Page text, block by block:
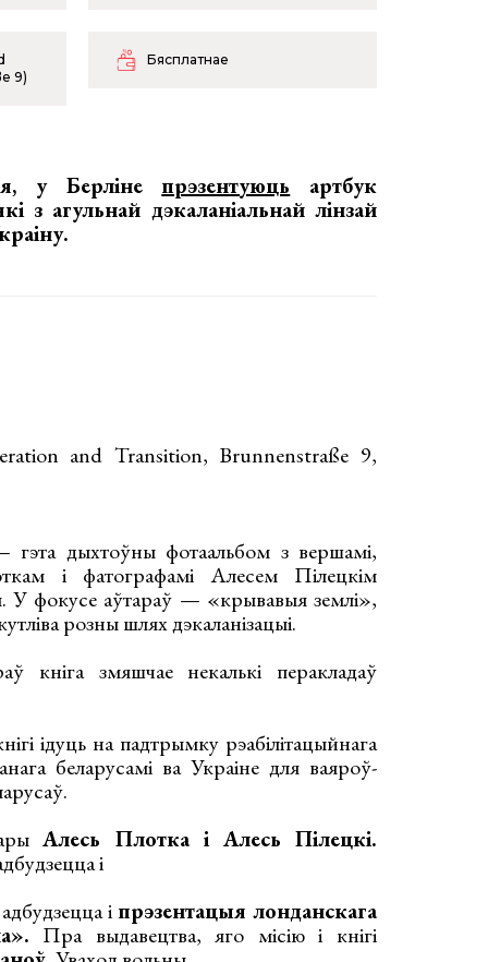
9)
Бясплатнае
у Берліне прэзентуюць
артбук
з агульнай дэкаланіальнай лінзай
and Transition, Brunnenstraße 9,
гэта дыхтоўны фотаальбом з вершамі,
і фатографамі Алесем Пілецкім
У фокусе аўтараў — «крывавыя землі»,
розны шлях дэкаланізацыі.
кніга змяшчае некалькі перакладаў
ідуць на падтрымку рэабілітацыйнага
беларусамі ва Украіне для ваяроў-
Алесь Плотка і Алесь Пілецкі.
і
іпрэзентацыя лонданскага
Пра выдавецтва, яго місію і кнігі